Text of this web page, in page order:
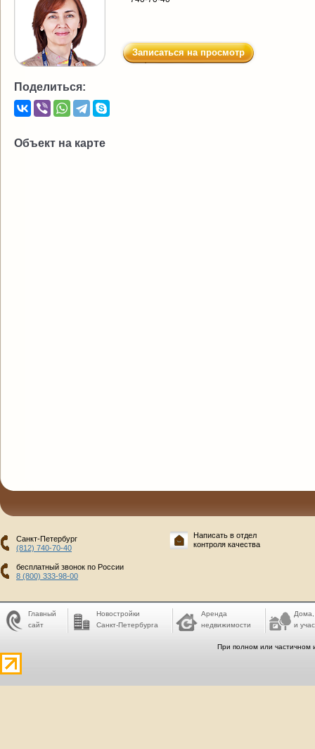
Записаться на просмотр
Поделиться:
Объект на карте
Санкт-Петербург
(812) 740-70-40
бесплатный звонок по России
8 (800) 333-98-00
Написать в отдел
контроля качества
Главный
сайт
Новостройки
Санкт-Петербурга
Аренда
недвижимости
Дома,
и
При полном или частичном